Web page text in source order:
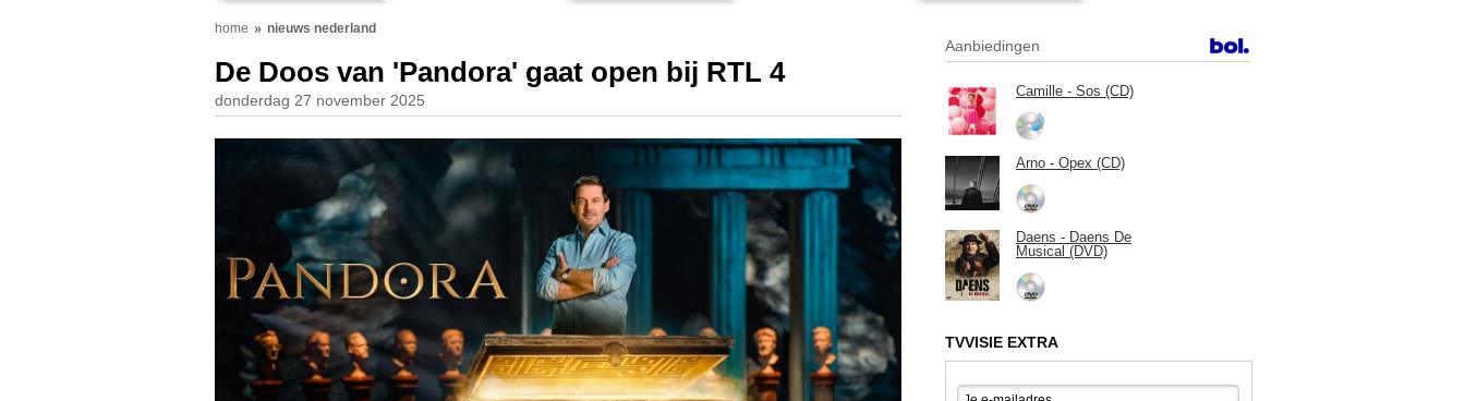
home nieuws nederland
De Doos van 'Pandora' gaat open bij RTL 4
donderdag 27 november 2025
Aanbiedingen
Camille - Sos (CD)
Arno - Opex (CD)
Daens - Daens De
Musical (DVD)
TVVISIE EXTRA